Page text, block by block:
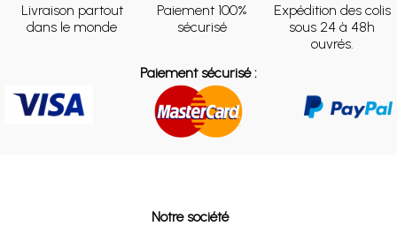
Livraison partout
dans le monde
Paiement 100%
sécurisé
Expédition des colis
sous 24 à 48h
ouvrés.
Paiement sécurisé :
Notre société